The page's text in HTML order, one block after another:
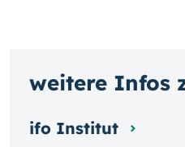
weitere Infos
ifo Institut